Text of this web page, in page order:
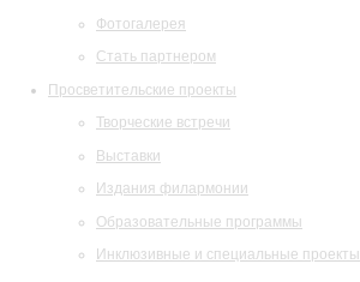
Фотогалерея
Стать партнером
Просветительские проекты
Творческие встречи
Выставки
Издания филармонии
Образовательные программы
Инклюзивные и специальные проекты